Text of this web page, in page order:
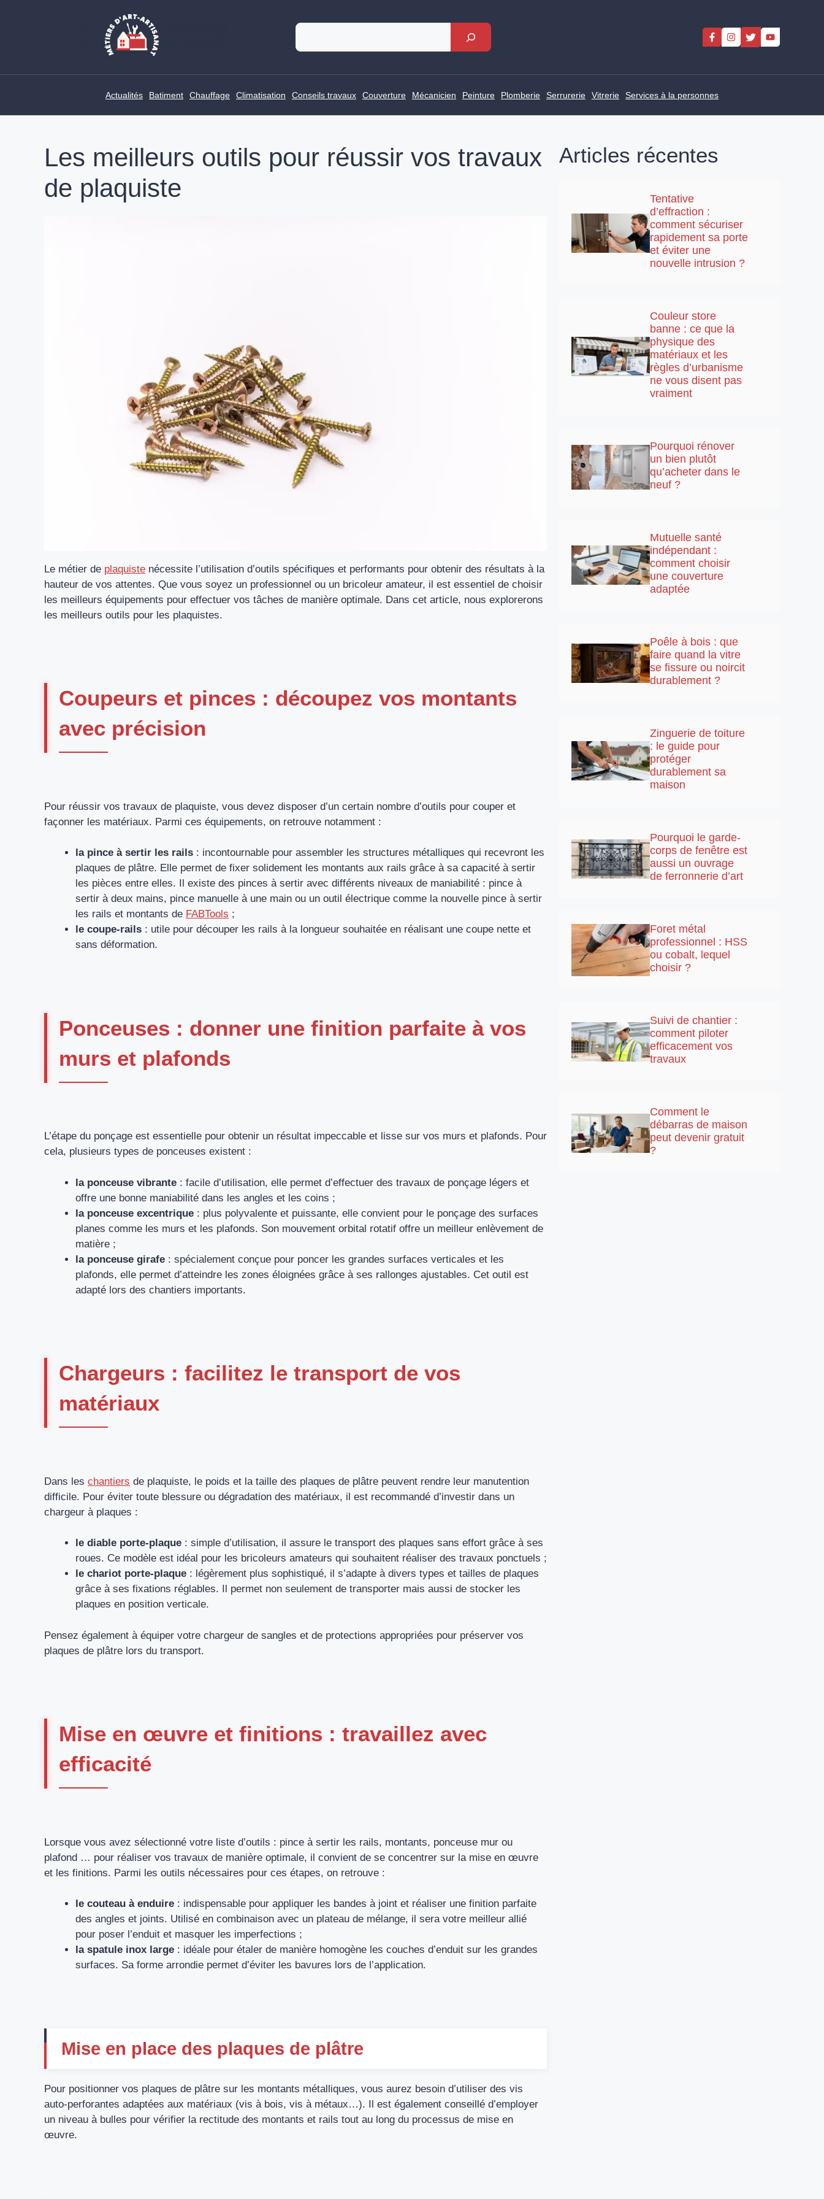
Rechercher
Actualités Batiment Chauffage Climatisation Conseils travaux Couverture Mécanicien Peinture Plomberie Serrurerie Vitrerie Services à la personnes
Les meilleurs outils pour réussir vos travaux
de plaquiste
Le métier de plaquiste nécessite l’utilisation d’outils spécifiques et performants pour obtenir des résultats à la
hauteur de vos attentes. Que vous soyez un professionnel ou un bricoleur amateur, il est essentiel de choisir
les meilleurs équipements pour effectuer vos tâches de manière optimale. Dans cet article, nous explorerons
les meilleurs outils pour les plaquistes.
Coupeurs et pinces : découpez vos montants
avec précision
Pour réussir vos travaux de plaquiste, vous devez disposer d’un certain nombre d’outils pour couper et
façonner les matériaux. Parmi ces équipements, on retrouve notamment :
la pince à sertir les rails : incontournable pour assembler les structures métalliques qui recevront les
plaques de plâtre. Elle permet de fixer solidement les montants aux rails grâce à sa capacité à sertir
les pièces entre elles. Il existe des pinces à sertir avec différents niveaux de maniabilité : pince à
sertir à deux mains, pince manuelle à une main ou un outil électrique comme la nouvelle pince à sertir
les rails et montants de FABTools ;
le coupe-rails : utile pour découper les rails à la longueur souhaitée en réalisant une coupe nette et
sans déformation.
Ponceuses : donner une finition parfaite à vos
murs et plafonds
L’étape du ponçage est essentielle pour obtenir un résultat impeccable et lisse sur vos murs et plafonds. Pour
cela, plusieurs types de ponceuses existent :
la ponceuse vibrante : facile d’utilisation, elle permet d’effectuer des travaux de ponçage légers et
offre une bonne maniabilité dans les angles et les coins ;
la ponceuse excentrique : plus polyvalente et puissante, elle convient pour le ponçage des surfaces
planes comme les murs et les plafonds. Son mouvement orbital rotatif offre un meilleur enlèvement de
matière ;
la ponceuse girafe : spécialement conçue pour poncer les grandes surfaces verticales et les
plafonds, elle permet d’atteindre les zones éloignées grâce à ses rallonges ajustables. Cet outil est
adapté lors des chantiers importants.
Chargeurs : facilitez le transport de vos
matériaux
Dans les chantiers de plaquiste, le poids et la taille des plaques de plâtre peuvent rendre leur manutention
difficile. Pour éviter toute blessure ou dégradation des matériaux, il est recommandé d’investir dans un
chargeur à plaques :
le diable porte-plaque : simple d’utilisation, il assure le transport des plaques sans effort grâce à ses
roues. Ce modèle est idéal pour les bricoleurs amateurs qui souhaitent réaliser des travaux ponctuels ;
le chariot porte-plaque : légèrement plus sophistiqué, il s’adapte à divers types et tailles de plaques
grâce à ses fixations réglables. Il permet non seulement de transporter mais aussi de stocker les
plaques en position verticale.
Pensez également à équiper votre chargeur de sangles et de protections appropriées pour préserver vos
plaques de plâtre lors du transport.
Mise en œuvre et finitions : travaillez avec
efficacité
Lorsque vous avez sélectionné votre liste d’outils : pince à sertir les rails, montants, ponceuse mur ou
plafond … pour réaliser vos travaux de manière optimale, il convient de se concentrer sur la mise en œuvre
et les finitions. Parmi les outils nécessaires pour ces étapes, on retrouve :
le couteau à enduire : indispensable pour appliquer les bandes à joint et réaliser une finition parfaite
des angles et joints. Utilisé en combinaison avec un plateau de mélange, il sera votre meilleur allié
pour poser l’enduit et masquer les imperfections ;
la spatule inox large : idéale pour étaler de manière homogène les couches d’enduit sur les grandes
surfaces. Sa forme arrondie permet d’éviter les bavures lors de l’application.
Mise en place des plaques de plâtre
Pour positionner vos plaques de plâtre sur les montants métalliques, vous aurez besoin d’utiliser des vis
auto-perforantes adaptées aux matériaux (vis à bois, vis à métaux…). Il est également conseillé d’employer
un niveau à bulles pour vérifier la rectitude des montants et rails tout au long du processus de mise en
œuvre.
Articles récentes
Tentative
d’effraction :
comment sécuriser
rapidement sa porte
et éviter une
nouvelle intrusion ?
Couleur store
banne : ce que la
physique des
matériaux et les
règles d’urbanisme
ne vous disent pas
vraiment
Pourquoi rénover
un bien plutôt
qu’acheter dans le
neuf ?
Mutuelle santé
indépendant :
comment choisir
une couverture
adaptée
Poêle à bois : que
faire quand la vitre
se fissure ou noircit
durablement ?
Zinguerie de toiture
: le guide pour
protéger
durablement sa
maison
Pourquoi le garde-
corps de fenêtre est
aussi un ouvrage
de ferronnerie d’art
Foret métal
professionnel : HSS
ou cobalt, lequel
choisir ?
Suivi de chantier :
comment piloter
efficacement vos
travaux
Comment le
débarras de maison
peut devenir gratuit
?